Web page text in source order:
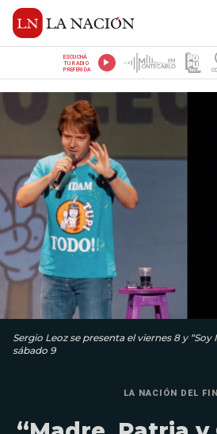
ESCUCHÁ
TU RADIO
PREFERIDA
Sergio Leoz se presenta el viernes 8 y “Soy
sábado 9
LA NACIÓN DEL